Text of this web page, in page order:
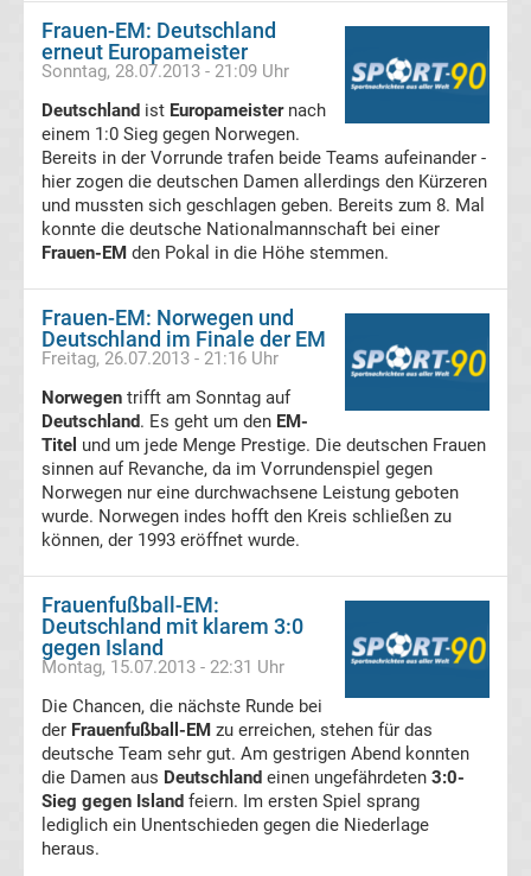
Fußballerin
Jahres
Deutschland
Frauen
Deutschland
Frauen
Bundesliga
Frauen
Bundesliga
Erg.
Transfergerüchte
international
Frauen-EM: Deutschland
erneut Europameister
Sonntag, 28.07.2013 - 21:09 Uhr
Deutschland ist Europameisternach
einem 1:0 Sieg gegen Norwegen.
Bereits in der Vorrunde trafen beide Teams aufeinander -
hier zogen die deutschen Damen allerdings den Kürzeren
und mussten sich geschlagen geben. Bereits zum 8. Mal
konnte die deutsche Nationalmannschaft bei einer
Frauen-EM den Pokal in die Höhe stemmen.
Frauen-EM: Norwegen und
Deutschland im Finale der EM
Freitag, 26.07.2013 - 21:16 Uhr
Norwegen trifft am Sonntag auf
Deutschland. Es geht um den EM-
Titel und um jede Menge Prestige. Die deutschen Frauen
sinnen auf Revanche, da im Vorrundenspiel gegen
Norwegen nur eine durchwachsene Leistung geboten
wurde. Norwegen indes hofft den Kreis schließen zu
können, der 1993 eröffnet wurde.
Frauenfußball-EM:
Deutschland mit klarem 3:0
gegen Island
Montag, 15.07.2013 - 22:31 Uhr
Die Chancen, die nächste Runde bei
der Frauenfußball-EM zu erreichen, stehen für das
deutsche Team sehr gut. Am gestrigen Abend konnten
die Damen aus Deutschland einen ungefährdeten 3:0-
Sieg gegen Island feiern. Im ersten Spiel sprang
lediglich ein Unentschieden gegen die Niederlage
heraus.